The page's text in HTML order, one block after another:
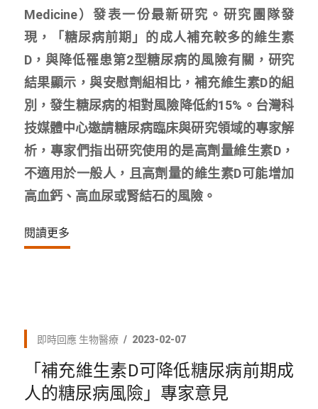
Medicine）發表一份最新研究。研究團隊發
現，「糖尿病前期」的成人補充較多的維生素
D，與降低罹患第2型糖尿病的風險有關，研究
結果顯示，與安慰劑組相比，補充維生素D的組
別，發生糖尿病的相對風險降低約15%。台灣科
技媒體中心邀請糖尿病臨床與研究領域的專家解
析，專家們指出研究使用的是高劑量維生素D，
不適用於一般人，且高劑量的維生素D可能增加
高血鈣、高血尿或腎結石的風險。
閱讀更多
即時回應 生物醫療 2023-02-07
「補充維生素D可降低糖尿病前期成
人的糖尿病風險」專家意見